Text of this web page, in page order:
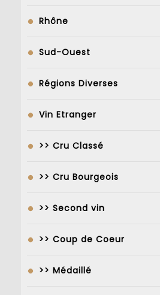
Rhône
Sud-Ouest
Régions Diverses
Vin Etranger
>> Cru Classé
>> Cru Bourgeois
>> Second vin
>> Coup de Coeur
>> Médaillé